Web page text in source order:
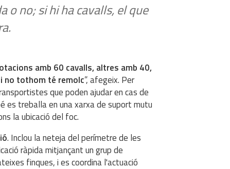
o no; si hi ha cavalls, el que
amb 60 cavalls, altres amb 40,
no tothom té remolc”, afegeix. Per
que poden ajudar en cas de
es treballa en una xarxa de suport mutu
la ubicació del foc.
. Inclou la neteja del perímetre de les
ràpida mitjançant un grup de
finques, i es coordina l'actuació